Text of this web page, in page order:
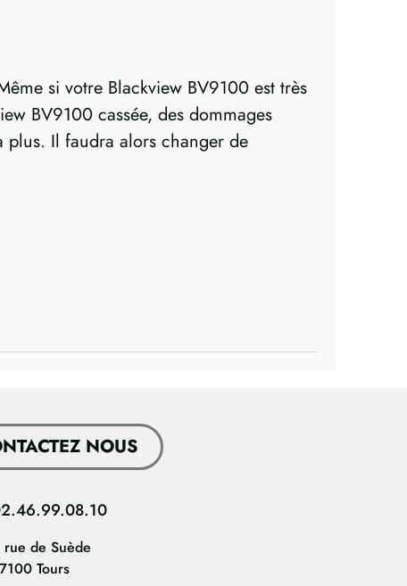
si votre Blackview BV9100 est très
BV9100 cassée, des dommages
plus. Il faudra alors changer de
NOUS
de Suède
Tours